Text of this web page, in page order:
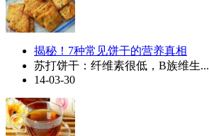
揭秘！7种常见饼干的营养真相
苏打饼干：纤维素很低，B族维生...
14-03-30